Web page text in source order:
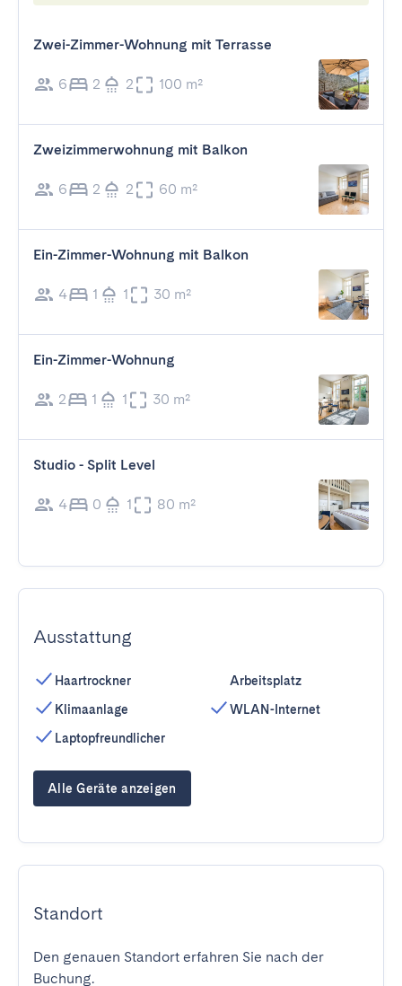
Zwei-Zimmer-Wohnung mit Terrasse
6 2 2 100 m²
Zweizimmerwohnung mit Balkon
6 2 2 60 m²
Ein-Zimmer-Wohnung mit Balkon
4 1 1 30 m²
Ein-Zimmer-Wohnung
2 1 1 30 m²
Studio - Split Level
4 0 1 80 m²
Ausstattung
Haartrockner
Klimaanlage
Laptopfreundlicher
Arbeitsplatz
WLAN-Internet
Alle Geräte anzeigen
Standort
Den genauen Standort erfahren Sie nach der
Buchung.